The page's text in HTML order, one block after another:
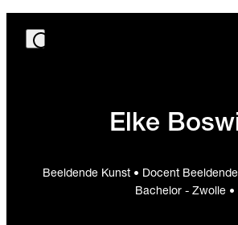
Elke
Beeldende Kunst • Docent
Bachelor - Zwolle •